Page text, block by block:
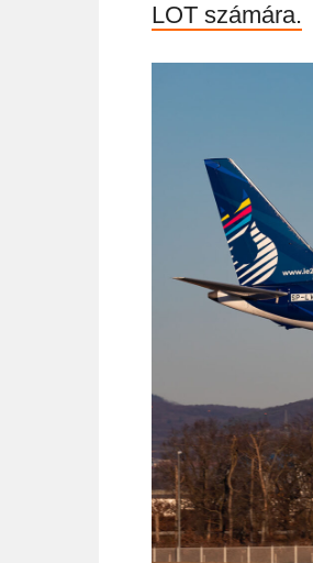
LOT számára.